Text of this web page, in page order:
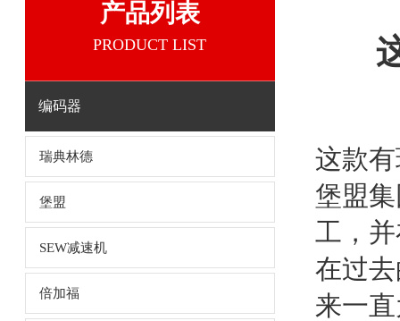
产品列表
PRODUCT LIST
编码器
瑞典林德
堡盟
SEW减速机
倍加福
这款有
堡盟
工，
在过
来一